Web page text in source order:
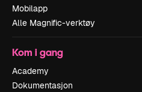
Mobilapp
Alle Magnific-verktøy
Kom i gang
Academy
Dokumentasjon